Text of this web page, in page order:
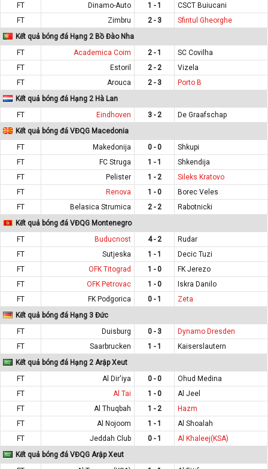
FT
Dinamo-Auto 1 - 1
CSCT Buiucani
FT
Zimbru 2 - 3
Sfintul Gheorghe
Kết quả bóng đá Hạng 2 Bồ Đào Nha
FT
Academica Coim 2 - 1
SC Covilha
FT
Estoril 2 - 2
Vizela
FT
Arouca 2 - 3
Porto B
Kết quả bóng đá Hạng 2 Hà Lan
FT
Eindhoven 3 - 2
De Graafschap
Kết quả bóng đá VĐQG Macedonia
FT
Makedonija 0 - 0
Shkupi
FT
FC Struga 1 - 1
Shkendija
FT
Pelister 1 - 2
Sileks Kratovo
FT
Renova 1 - 0
Borec Veles
FT
Belasica Strumica 2 - 2
Rabotnicki
Kết quả bóng đá VĐQG Montenegro
FT
Buducnost 4 - 2
Rudar
FT
Sutjeska 1 - 1
Decic Tuzi
FT
OFK Titograd 1 - 0
FK Jerezo
FT
OFK Petrovac 1 - 0
Iskra Danilo
FT
FK Podgorica 0 - 1
Zeta
Kết quả bóng đá Hạng 3 Đức
FT
Duisburg 0 - 3
Dynamo Dresden
FT
Saarbrucken 1 - 1
Kaiserslautern
Kết quả bóng đá Hạng 2 Arập Xeut
FT
Al Dir'iya 0 - 0
Ohud Medina
FT
Al Tai 1 - 0
Al Jeel
FT
Al Thuqbah 1 - 2
Hazm
FT
Al Nojoom 1 - 1
Al Shoalah
FT
Jeddah Club 0 - 1
Al Khaleej(KSA)
Kết quả bóng đá VĐQG Arập Xeut